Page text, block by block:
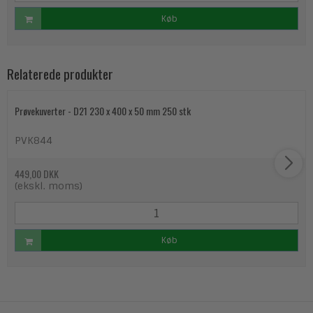
Køb
Relaterede produkter
Prøvekuverter - D21 230 x 400 x 50 mm 250 stk
PVK844
449,00 DKK
(ekskl. moms)
Køb